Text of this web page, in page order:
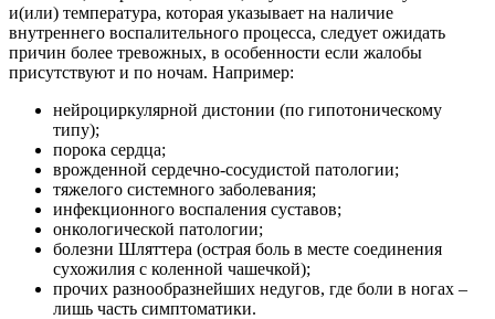
и(или) температура, которая указывает на наличие
внутреннего воспалительного процесса, следует ожидать
причин более тревожных, в особенности если жалобы
присутствуют и по ночам. Например:
нейроциркулярной дистонии (по гипотоническому
типу);
порока сердца;
врожденной сердечно-сосудистой патологии;
тяжелого системного заболевания;
инфекционного воспаления суставов;
онкологической патологии;
болезни Шляттера (острая боль в месте соединения
сухожилия с коленной чашечкой);
прочих разнообразнейших недугов, где боли в ногах –
лишь часть симптоматики.